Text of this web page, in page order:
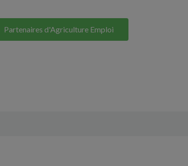
Partenaires d'Agriculture Emploi